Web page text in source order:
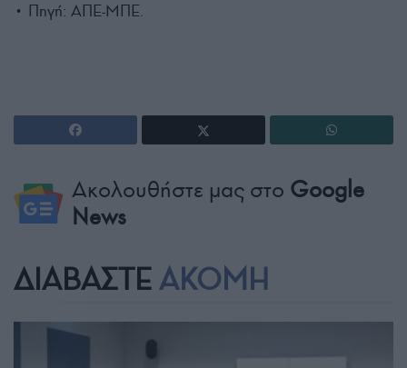
• Πηγή: ΑΠΕ-ΜΠΕ.
Ακολουθήστε μας στο Google
News
ΔΙΑΒΑΣΤΕ ΑΚΟΜΗ